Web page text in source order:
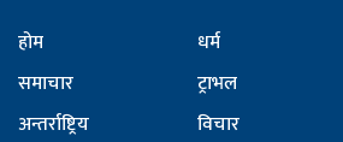
होम
समाचार
अन्तर्राष्ट्रिय
धर्म
ट्राभल
विचार